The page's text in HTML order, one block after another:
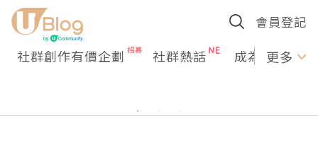
會員登記
社群創作有價企劃 社群熱話 成為U更多